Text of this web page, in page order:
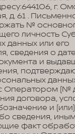
г.
д. 61 .
№
личность
данных или его
сведения о
и
Оператором (№
договора,
и
сведения,
факт